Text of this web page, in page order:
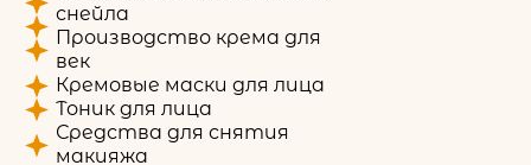
снейла
Производство крема для
век
Кремовые маски для лица
Тоник для лица
Средства для снятия
макияжа